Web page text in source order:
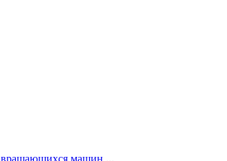
вращающихся машин ...